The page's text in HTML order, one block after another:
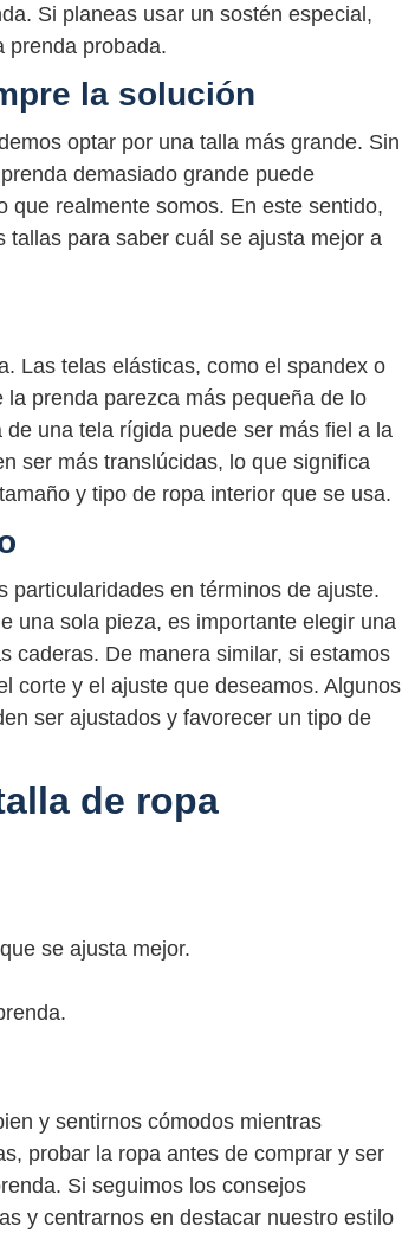
Si planeas usar un sostén especial,
prenda probada.
la solución
optar por una talla más grande. Sin
demasiado grande puede
que realmente somos. En este sentido,
para saber cuál se ajusta mejor a
Las telas elásticas, como el spandex o
prenda parezca más pequeña de lo
una tela rígida puede ser más fiel a la
ser más translúcidas, lo que significa
y tipo de ropa interior que se usa.
particularidades en términos de ajuste.
una sola pieza, es importante elegir una
caderas. De manera similar, si estamos
corte y el ajuste que deseamos. Algunos
ser ajustados y favorecer un tipo de
de ropa
se ajusta mejor.
y sentirnos cómodos mientras
probar la ropa antes de comprar y ser
Si seguimos los consejos
y centrarnos en destacar nuestro estilo